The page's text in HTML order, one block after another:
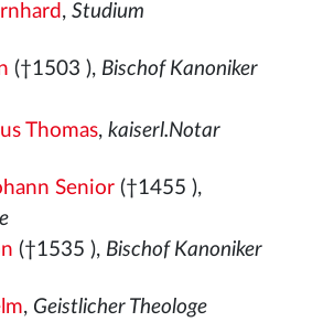
, Studium
(†1503 ), Bischof Kanoniker
Thomas, kaiserl.Notar
Senior(†1455 ),
(†1535 ), Bischof Kanoniker
, Geistlicher Theologe